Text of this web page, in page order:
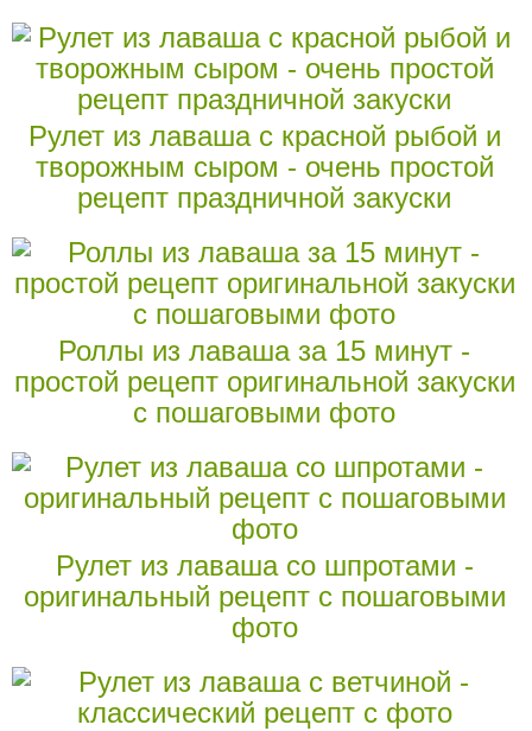
Рулет из лаваша с красной рыбой и
творожным сыром - очень простой
рецепт праздничной закуски
Роллы из лаваша за 15 минут -
простой рецепт оригинальной закуски
с пошаговыми фото
Рулет из лаваша со шпротами -
оригинальный рецепт с пошаговыми
фото